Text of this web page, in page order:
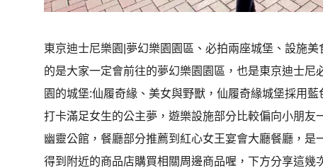
東京迪士尼樂園|夢幻樂園園區、必拍兩座城堡、設施美
的是大家一定會前往的夢幻樂園園區，也是東京迪士
園的城堡:仙履奇緣、美女與野獸，仙履奇緣城堡採用
打卡滿足女生的公主夢，遊樂設施部分比較偏向小朋友
幽靈公館，餐廳部分推薦到紅心女王宴會大廳餐廳，
得到附近的商品店購買相關周邊商品喔，下方分享這幾